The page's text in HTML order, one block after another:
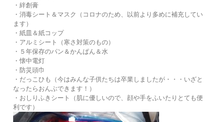
・絆創膏
・消毒シート＆マスク（コロナのため、以前より多めに補充してい
ます）
・紙皿＆紙コップ
・アルミシート（寒さ対策のもの）
・５年保存のパン＆かんぱん＆水
・懐中電灯
・防災頭巾
・だっこひも（今はみんな子供たちは卒業しましたが・・・いざと
なったらおんぶできます！）
・おしりふきシート（肌に優しいので、顔や手をふいたりとても便
利です）